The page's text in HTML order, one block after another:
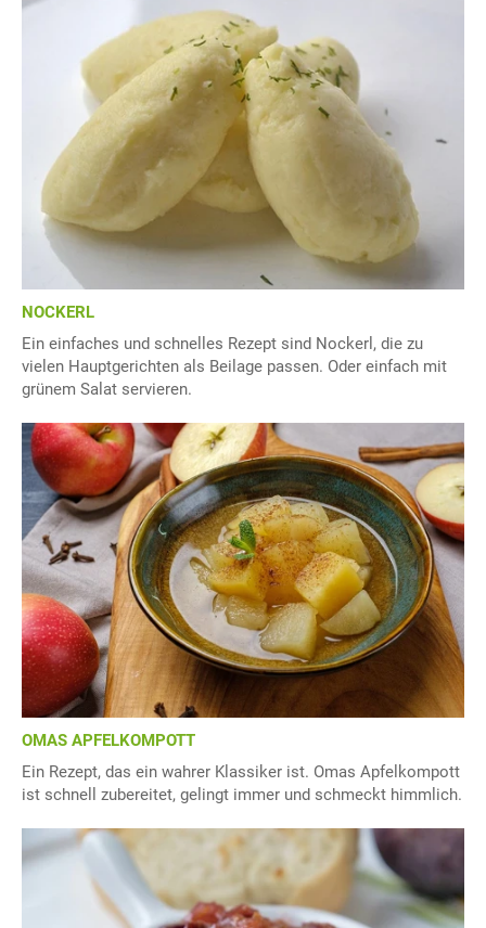
NOCKERL
Ein einfaches und schnelles Rezept sind Nockerl, die zu
vielen Hauptgerichten als Beilage passen. Oder einfach mit
grünem Salat servieren.
OMAS APFELKOMPOTT
Ein Rezept, das ein wahrer Klassiker ist. Omas Apfelkompott
ist schnell zubereitet, gelingt immer und schmeckt himmlich.